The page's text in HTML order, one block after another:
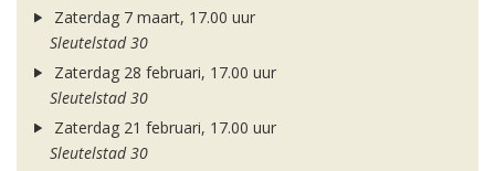
Zaterdag 7 maart, 17.00 uur
Sleutelstad 30
Zaterdag 28 februari, 17.00 uur
Sleutelstad 30
Zaterdag 21 februari, 17.00 uur
Sleutelstad 30